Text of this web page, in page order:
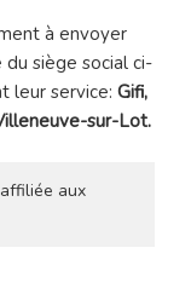
à envoyer
siège social ci-
leur service: Gifi,
sur-Lot.
aux